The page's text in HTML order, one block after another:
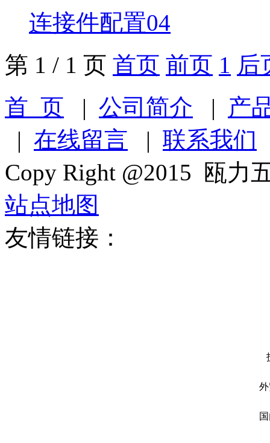
连接件配置04
第 1 / 1 页 首页 前页 1 后
首 页 | 公司简介 | 产
| 在线留言 | 联系我们
Copy Right @2015 瓯力
站点地图
友情链接：